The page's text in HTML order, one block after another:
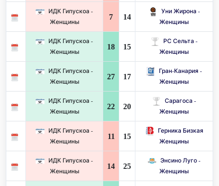
ИДК Гипускоа -
Женщины
7 14
Уни Жирона -
Женщины
ИДК Гипускоа -
Женщины
18 15
РС Сельта -
Женщины
ИДК Гипускоа -
Женщины
27 17
Гран-Канария -
Женщины
ИДК Гипускоа -
Женщины
22 20
Сарагоса -
Женщины
ИДК Гипускоа -
Женщины
11 15
Герника Бизкая
Женщины
ИДК Гипускоа -
Женщины
14 25
Энсино Луго -
Женщины